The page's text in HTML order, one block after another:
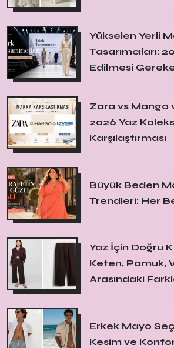
Yükselen Yerli
Tasarımcıları:
Edilmesi
Zara vs Mango
2026 Yaz
Karşılaştırması
Büyük Beden
Trendleri: Her
Yaz İçin Doğru
Keten, Pamuk,
Arasındaki
Erkek Mayo
Kesim ve